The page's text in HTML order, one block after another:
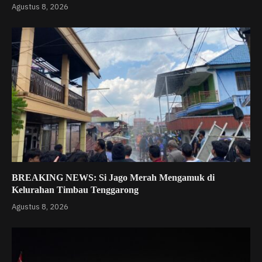
Agustus 8, 2026
BREAKING NEWS: Si Jago Merah Mengamuk di
Kelurahan Timbau Tenggarong
Agustus 8, 2026